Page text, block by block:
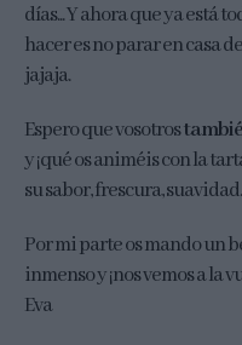
días... Y ahora que ya está
hacer es no parar en casa
jajaja.
Espero que vosotros
y ¡qué os animéis con la
su sabor, frescura,
Por mi parte os mando un
inmenso y ¡nos vemos a la
Eva